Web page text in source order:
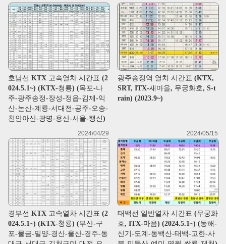
호남선 KTX 고속열차 시간표 (2
024.5.1~) (KTX-청룡) (목포-나
주-광주송정-장성-정읍-김제-익
산-논산-계룡-서대전-공주-오송-
천안아산-광명-용산-서울-행신)
광주송정역 열차 시간표 (KTX,
SRT, ITX-새마을, 무궁화호, S-t
rain) (2023.9~)
2024/04/29
경부선 KTX 고속열차 시간표 (2
024.5.1~) (KTX-청룡) (부산-구
포-물금-밀양-경산-울산-경주-동
2024/05/15
태백선 일반열차 시간표 (무궁화
호, ITX-마음) (2024.5.1~) (동해-
신기-도계-동백산-태백-고한-사